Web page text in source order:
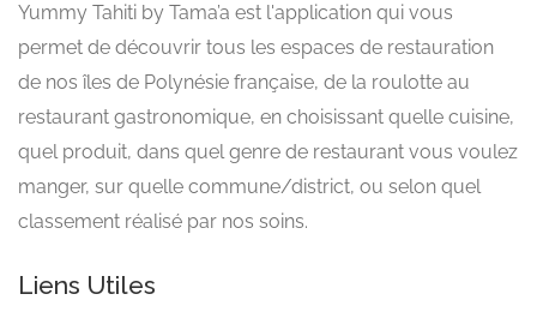
Yummy Tahiti by Tama’a est l'application qui vous
permet de découvrir tous les espaces de restauration
de nos îles de Polynésie française, de la roulotte au
restaurant gastronomique, en choisissant quelle cuisine,
quel produit, dans quel genre de restaurant vous voulez
manger, sur quelle commune/district, ou selon quel
classement réalisé par nos soins.
Liens Utiles